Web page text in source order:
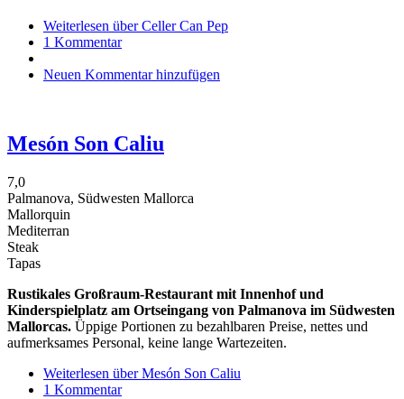
Weiterlesen über Celler Can Pep
1 Kommentar
Neuen Kommentar hinzufügen
Mesón Son Caliu
7,0
Palmanova, Südwesten Mallorca
Mallorquin
Mediterran
Steak
Tapas
Rustikales Großraum-Restaurant mit Innenhof und
Kinderspielplatz am Ortseingang von Palmanova im Südwesten
Mallorcas. Üppige Portionen zu bezahlbaren Preise, nettes und
aufmerksames Personal, keine lange Wartezeiten.
Weiterlesen über Mesón Son Caliu
1 Kommentar